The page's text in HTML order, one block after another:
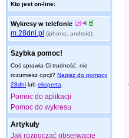
Kto jest on-line:
Wykresy w telefonie
m.28dni.pl (iphone, android)
Szybka pomoc!
Coś sprawia Ci trudność, nie
rozumiesz opcji? Napisz do pomocy
28dni lub eksperta
Pomoc do aplikacji
Pomoc do wykresu
Artykuły
Jak rozpocząć obserwacje